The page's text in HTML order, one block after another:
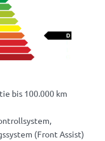
bis 100.000 km
(Front Assist)